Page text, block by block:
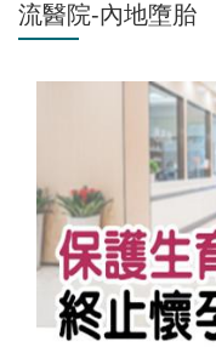
流醫院-內地墮胎